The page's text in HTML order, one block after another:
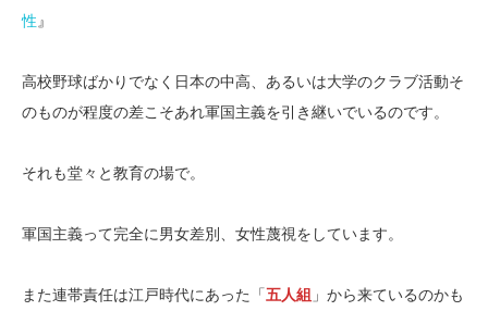
性 』
高校野球ばかりでなく日本の中高、あるいは大学のクラブ活動そ
のものが程度の差こそあれ軍国主義を引き継いでいるのです。
それも堂々と教育の場で。
軍国主義って完全に男女差別、女性蔑視をしています。
また連帯責任は江戸時代にあった「五人組 」から来ているのかも